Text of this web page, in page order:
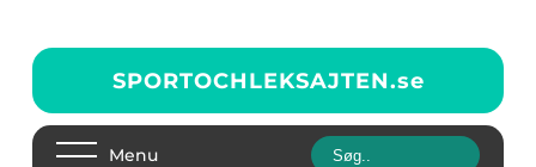
SPORTOCHLEKSAJTEN.se
Menu